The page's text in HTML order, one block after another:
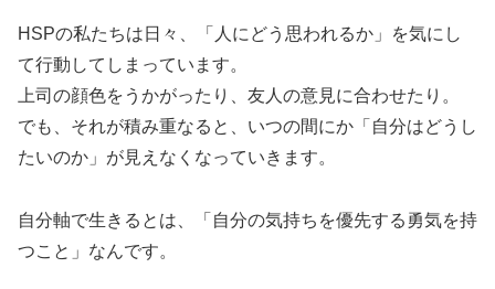
HSPの私たちは日々、「人にどう思われるか」を気にし
て行動してしまっています。
上司の顔色をうかがったり、友人の意見に合わせたり。
でも、それが積み重なると、いつの間にか「自分はどうし
たいのか」が見えなくなっていきます。
自分軸で生きるとは、「自分の気持ちを優先する勇気を持
つこと」なんです。